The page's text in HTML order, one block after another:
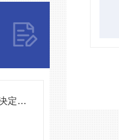
X-ray检测价格解析：多因素决定的成本考量